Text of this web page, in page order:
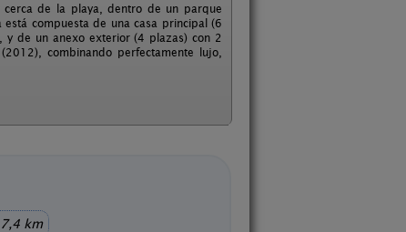
de la playa, dentro de un parque
está compuesta de una casa principal (6
y de un anexo exterior (4 plazas) con 2
combinando perfectamente lujo,
km